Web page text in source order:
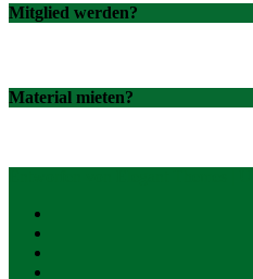
Mitglied werden?
Material mieten?